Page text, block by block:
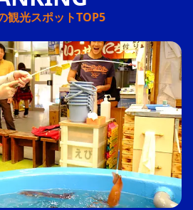
観光スポットTOP5